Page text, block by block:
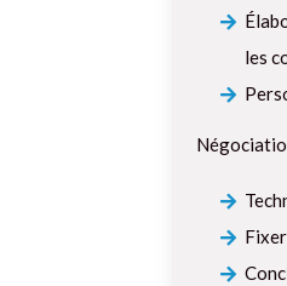
les